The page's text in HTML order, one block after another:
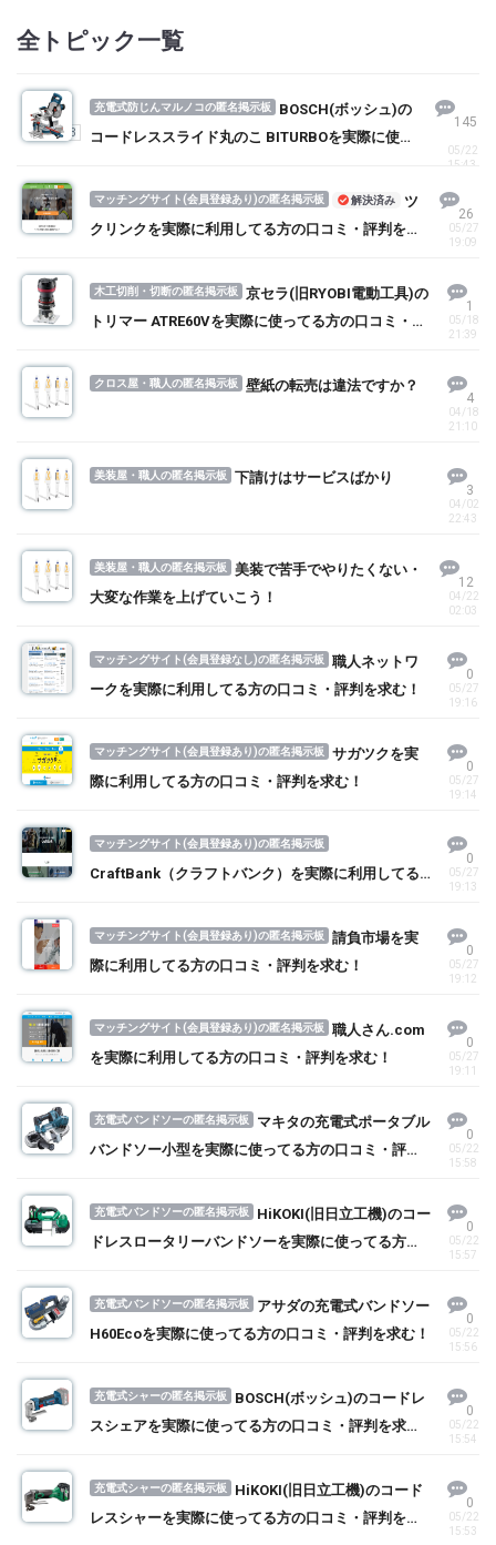
全トピック一覧
充電式防じんマルノコの匿名掲示板
BOSCH(ボッシュ)の
コードレススライド丸のこ BITURBOを実際に使っ
1 2 3
145
05/22
15:43
マッチングサイト(会員登録あり)の匿名掲示板 解決済み
ツ
クリンクを実際に利用してる方の口コミ・評判を求
26
05/27
19:09
木工切削・切断の匿名掲示板
京セラ(旧RYOBI電動工具)の
トリマー ATRE60Vを実際に使ってる方の口コミ・評
1
05/18
21:39
クロス屋・職人の匿名掲示板 壁紙の転売は違法ですか？
4
04/18
21:10
美装屋・職人の匿名掲示板 下請けはサービスばかり
3
04/02
22:43
美装屋・職人の匿名掲示板
美装で苦手でやりたくない・
大変な作業を上げていこう！
12
04/22
02:03
マッチングサイト(会員登録なし)の匿名掲示板
職人ネットワ
ークを実際に利用してる方の口コミ・評判を求む！
0
05/27
19:16
マッチングサイト(会員登録あり)の匿名掲示板
サガツクを実
際に利用してる方の口コミ・評判を求む！
0
05/27
19:14
マッチングサイト(会員登録あり)の匿名掲示板
CraftBank（クラフトバンク）を実際に利用してる
0
05/27
19:13
マッチングサイト(会員登録あり)の匿名掲示板
請負市場を実
際に利用してる方の口コミ・評判を求む！
0
05/27
19:12
マッチングサイト(会員登録あり)の匿名掲示板
職人さん.com
を実際に利用してる方の口コミ・評判を求む！
0
05/27
19:11
充電式バンドソーの匿名掲示板
マキタの充電式ポータブル
バンドソー小型を実際に使ってる方の口コミ・評判
0
05/22
15:58
充電式バンドソーの匿名掲示板
HiKOKI(旧日立工機)のコー
ドレスロータリーバンドソーを実際に使ってる方の
0
05/22
15:57
充電式バンドソーの匿名掲示板
アサダの充電式バンドソー
H60Ecoを実際に使ってる方の口コミ・評判を求む！
0
05/22
15:56
充電式シャーの匿名掲示板
BOSCH(ボッシュ)のコードレ
スシェアを実際に使ってる方の口コミ・評判を求
0
05/22
15:54
充電式シャーの匿名掲示板
HiKOKI(旧日立工機)のコード
レスシャーを実際に使ってる方の口コミ・評判を求
0
05/22
15:53